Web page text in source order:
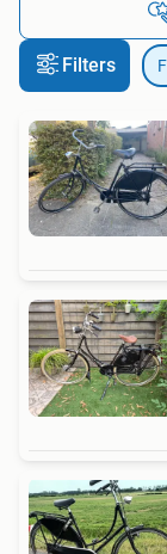
Filters